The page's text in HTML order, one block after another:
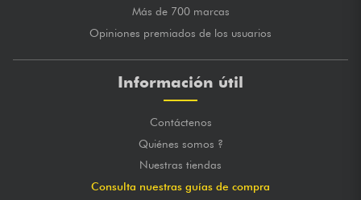
Más de 700 marcas
Opiniones premiados de los usuarios
Información útil
Contáctenos
Quiénes somos ?
Nuestras tiendas
Consulta nuestras guías de compra